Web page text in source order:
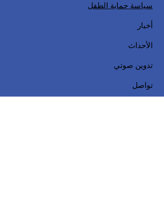
سياسة حماية الطفل
أخبار
الأحداث
تدوين صوتي
تواصل